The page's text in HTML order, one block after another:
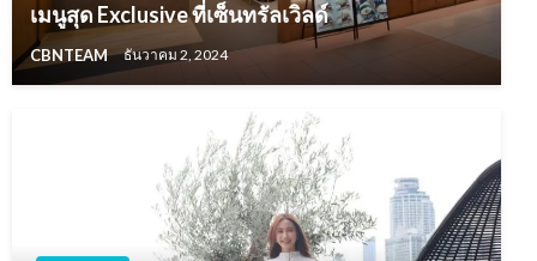
เมนูสุด Exclusive ที่เซ็นทรัลเวิลด์
CBNTEAM ธันวาคม 2, 2024